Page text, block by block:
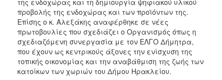
προβολής της ενδοχώρας και των προϊόντων της.
Επίσης ο κ. Αλεξάκης αναφέρθηκε σε νέες
πρωτοβουλίες που σχεδιάζει ο Οργανισμός όπως η
σχεδιαζόμενη συνεργασία με τον ΕΛΓΟ Δήμητρα,
που έχουν ως κεντρικούς άξονες την ενίσχυση της
τοπικής οικονομίας και την αναβάθμιση της ζωής των
κατοίκων των χωριών του Δήμου Ηρακλείου.